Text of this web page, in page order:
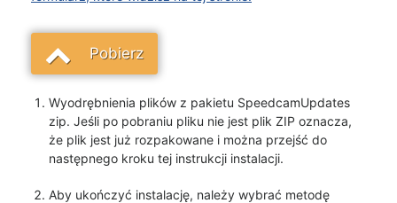
Pobierz
Wyodrębnienia plików z pakietu SpeedcamUpdates
zip. Jeśli po pobraniu pliku nie jest plik ZIP oznacza,
że plik jest już rozpakowane i można przejść do
następnego kroku tej instrukcji instalacji.
Aby ukończyć instalację, należy wybrać metodę